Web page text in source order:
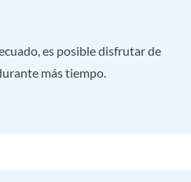
es posible disfrutar de
más tiempo.